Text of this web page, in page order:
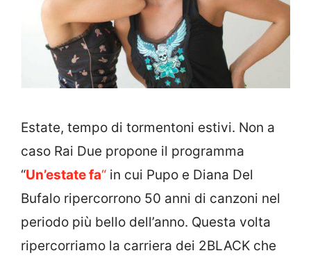
Estate, tempo di tormentoni estivi. Non a
caso Rai Due propone il programma
“Un’estate fa“ in cui Pupo e Diana Del
Bufalo ripercorrono 50 anni di canzoni nel
periodo più bello dell’anno. Questa volta
ripercorriamo la carriera dei 2BLACK che